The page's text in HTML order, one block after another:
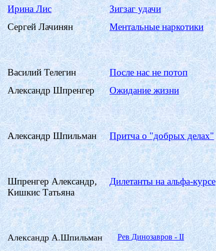
Ирина Лис
Зигзаг удачи
СергейЛачинян Ментальные наркотики
Василий Телегин
После нас не потоп
АлександрШпренгер Ожидание жизни
Александр Шпильман Притча о "добрых делах"
ШпренгерАлександр,
КишкисТатьяна
Дилетанты на альфа-курсе
Александр А.Шпильман Рев Динозавров - II